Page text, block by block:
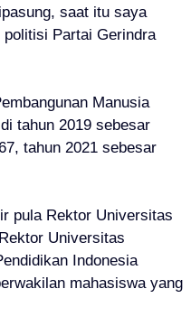
saat itu saya
Partai Gerindra
Manusia
tahun 2019 sebesar
tahun 2021 sebesar
pula Rektor Universitas
Universitas
Indonesia
mahasiswa yang